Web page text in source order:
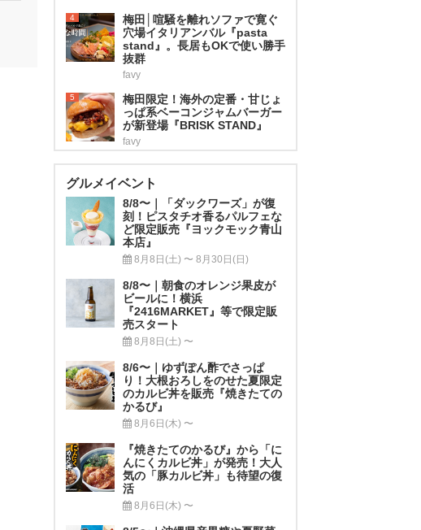
4
梅田│喧騒を離れソファで寛ぐ
穴場イタリアンバル『pasta
stand』。長居もOKで使い勝手
抜群
favy
5
梅田限定！海外の定番・甘じょ
っぱ系ベーコンジャムバーガー
が新登場『BRISK STAND』
favy
グルメイベント
8/8〜｜「ダックワーズ」が復
刻！ピスタチオ香るパルフェな
ど限定販売『ヨックモック青山
本店』
8月8日(土) 〜 8月30日(日)
8/8〜｜朝食のオレンジ果皮が
ビールに！横浜
『2416MARKET』等で限定販
売スタート
8月8日(土) 〜
8/6〜｜ゆずぽん酢でさっぱ
り！大根おろしをのせた夏限定
のカルビ丼を販売『焼きたての
かるび』
8月6日(木) 〜
『焼きたてのかるび』から「に
んにくカルビ丼」が発売！大人
気の「豚カルビ丼」も待望の復
活
8月6日(木) 〜